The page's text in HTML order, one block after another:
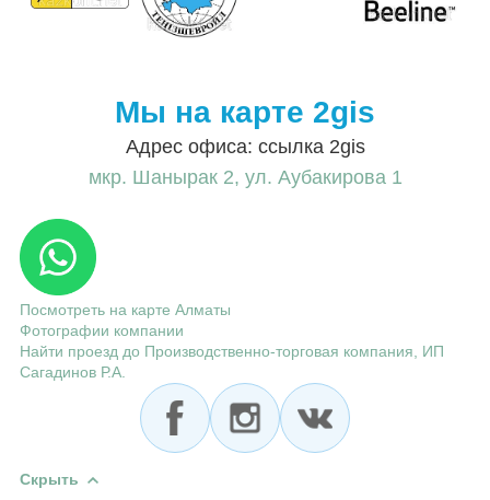
Мы на карте 2gis
Адрес офиса: ссылка 2gis
мкр. Шанырак 2, ул. Аубакирова 1
Посмотреть на карте Алматы
Фотографии компании
Найти проезд до Производственно-торговая компания, ИП
Сагадинов Р.А.
Скрыть